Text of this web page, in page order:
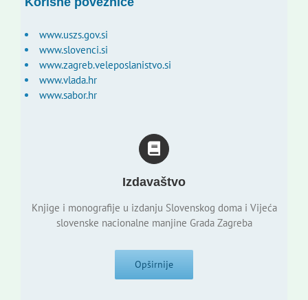
www.uszs.gov.si
www.slovenci.si
www.zagreb.veleposlanistvo.si
www.vlada.hr
www.sabor.hr
Izdavaštvo
Knjige i monografije u izdanju Slovenskog doma i Vijeća
slovenske nacionalne manjine Grada Zagreba
Opširnije